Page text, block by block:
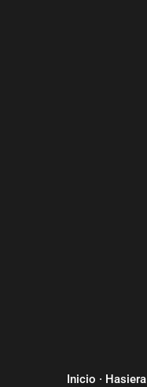
Inicio · Hasiera